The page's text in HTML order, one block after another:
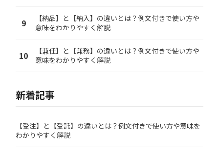
9
【納品】と【納入】の違いとは？例文付きで使い方や
意味をわかりやすく解説
10
【兼任】と【兼務】の違いとは？例文付きで使い方や
意味をわかりやすく解説
新着記事
【受注】と【受託】の違いとは？例文付きで使い方や意味を
わかりやすく解説